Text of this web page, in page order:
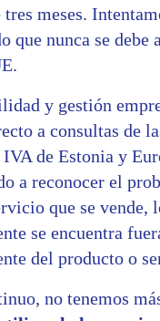
meses.
que nunca se
y gestión
a consultas de
de Estonia y
a reconocer el
que se vende,
se encuentra
del producto o
no tenemos